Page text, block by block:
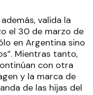
valida la
el 30 de marzo de
en Argentina sino
Mientras tanto,
con otra
y la marca de
de las hijas del